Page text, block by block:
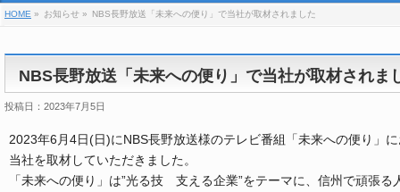
HOME » お知らせ » NBS長野放送「未来への便り」で当社が取材されました
NBS長野放送「未来への便り」で当社が取材されま
投稿日：2023年7月5日
2023年6月4日(日)にNBS長野放送様のテレビ番組「未来への便り」
当社を取材していただきました。
「未来への便り」は”光る技 支える企業”をテーマに、信州で頑張る